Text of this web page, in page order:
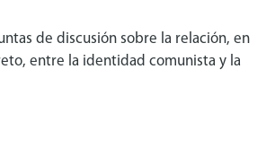
de discusión sobre la relación, en
entre la identidad comunista y la